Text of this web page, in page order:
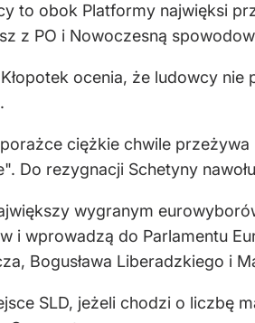
to obok Platformy najwięksi
z PO i Nowoczesną
ocenia, że ludowcy
ciężkie chwile
Do rezygnacji Schetyny
wygranym
i wprowadzą do Parlamentu
Bogusława Liberadzkiego i
SLD, jeżeli chodzi o liczbę